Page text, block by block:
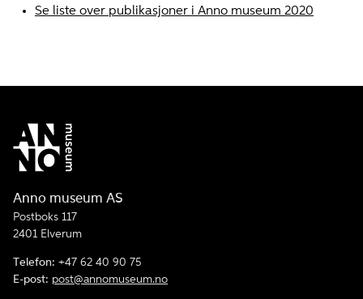
Se liste over publikasjoner i Anno museum 2020
Anno museum AS
Postboks 117
2401 Elverum
Telefon: +47 62 40 90 75
E-post: post@annomuseum.no